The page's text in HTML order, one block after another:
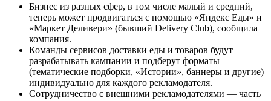
Бизнес из разных сфер, в том числе малый и средний,
теперь может продвигаться с помощью «Яндекс Еды» и
«Маркет Деливери» (бывший Delivery Club), сообщила
компания.
Команды сервисов доставки еды и товаров будут
разрабатывать кампании и подберут форматы
(тематические подборки, «Истории», баннеры и другие)
индивидуально для каждого рекламодателя.
Сотрудничество с внешними рекламодателями — часть